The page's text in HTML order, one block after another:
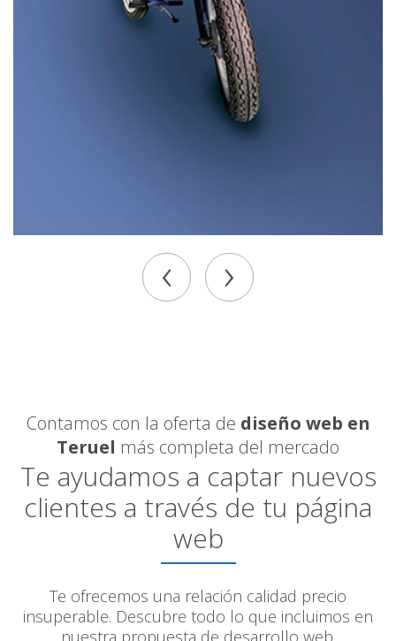
‹ ›
Contamos con la oferta de diseño web en
Teruel más completa del mercado
Te ayudamos a captar nuevos
clientes a través de tu página
web
Te ofrecemos una relación calidad precio
insuperable. Descubre todo lo que incluimos en